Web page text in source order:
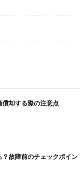
償却する際の注意点
故障前のチェックポイン